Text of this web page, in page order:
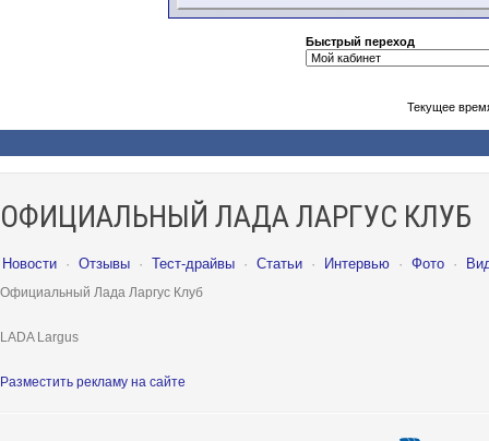
Быстрый переход
Текущее
ОФИЦИАЛЬНЫЙ ЛАДА ЛАРГУС КЛУБ
Новости · Отзывы · Тест-драйвы · Статьи · Интервью · Фото ·
Официальный Лада Ларгус Клуб
LADA Largus
Разместить рекламу на сайте